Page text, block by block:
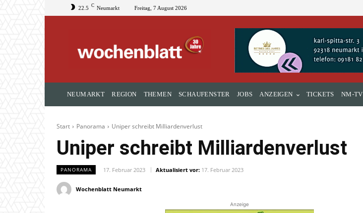
22.5 C Neumarkt Freitag, 7 August 2026
NEUMARKT REGION THEMEN SCHAUFENSTER JOBS ANZEIGEN TICKETS NM-TV
Start Panorama Uniper schreibt Milliardenverlust
Uniper schreibt Milliardenverlust
PANORAMA 17. Februar 2023 Aktualisiert vor: 17. Februar 2023
Wochenblatt Neumarkt
Anzeige